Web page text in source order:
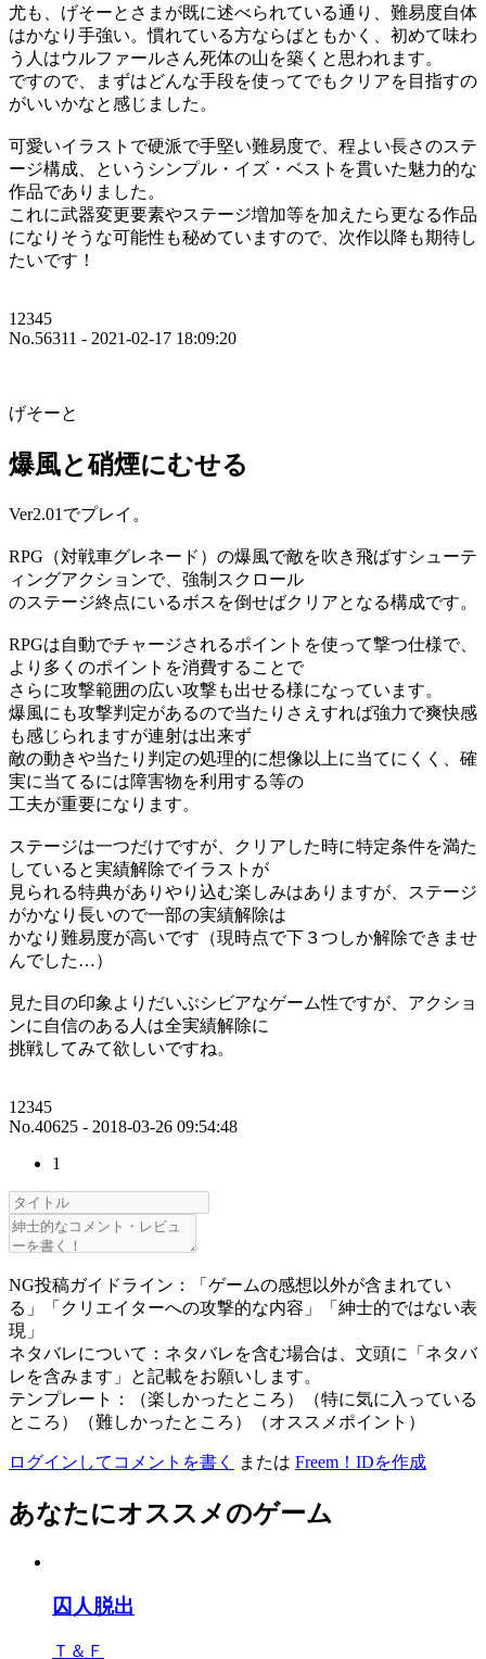
尤も、げそーとさまが既に述べられている通り、難易度自体
はかなり手強い。慣れている方ならばともかく、初めて味わ
う人はウルファールさん死体の山を築くと思われます。
ですので、まずはどんな手段を使ってでもクリアを目指すの
がいいかなと感じました。
可愛いイラストで硬派で手堅い難易度で、程よい長さのステ
ージ構成、というシンプル・イズ・ベストを貫いた魅力的な
作品でありました。
これに武器変更要素やステージ増加等を加えたら更なる作品
になりそうな可能性も秘めていますので、次作以降も期待し
たいです！
12345
No.56311 - 2021-02-17 18:09:20
げそーと
爆風と硝煙にむせる
Ver2.01でプレイ。
RPG（対戦車グレネード）の爆風で敵を吹き飛ばすシューテ
ィングアクションで、強制スクロール
のステージ終点にいるボスを倒せばクリアとなる構成です。
RPGは自動でチャージされるポイントを使って撃つ仕様で、
より多くのポイントを消費することで
さらに攻撃範囲の広い攻撃も出せる様になっています。
爆風にも攻撃判定があるので当たりさえすれば強力で爽快感
も感じられますが連射は出来ず
敵の動きや当たり判定の処理的に想像以上に当てにくく、確
実に当てるには障害物を利用する等の
工夫が重要になります。
ステージは一つだけですが、クリアした時に特定条件を満た
していると実績解除でイラストが
見られる特典がありやり込む楽しみはありますが、ステージ
がかなり長いので一部の実績解除は
かなり難易度が高いです（現時点で下３つしか解除できませ
んでした…）
見た目の印象よりだいぶシビアなゲーム性ですが、アクショ
ンに自信のある人は全実績解除に
挑戦してみて欲しいですね。
12345
No.40625 - 2018-03-26 09:54:48
1
NG投稿ガイドライン：「ゲームの感想以外が含まれてい
る」「クリエイターへの攻撃的な内容」「紳士的ではない表
現」
ネタバレについて：ネタバレを含む場合は、文頭に「ネタバ
レを含みます」と記載をお願いします。
テンプレート：（楽しかったところ）（特に気に入っている
ところ）（難しかったところ）（オススメポイント）
ログインしてコメントを書く または Freem！IDを作成
あなたにオススメのゲーム
囚人脱出
Ｔ＆Ｆ